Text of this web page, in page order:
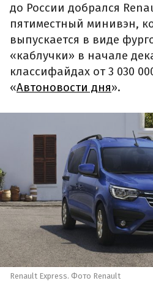
до России добрался
пятиместный минивэн,
выпускается в виде
«каблучки» в начале
классифайдах от 3 030
«Автоновости дня».
Renault Express. Фото Renault